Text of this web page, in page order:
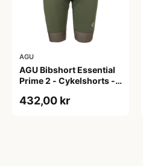
AGU
AGU Bibshort Essential
Prime 2 - Cykelshorts -
2XL
432,00 kr